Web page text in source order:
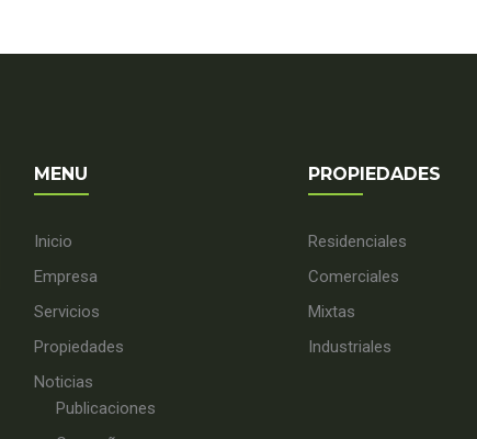
MENU
Inicio
Empresa
Servicios
Propiedades
Noticias
Publicaciones
PROPIEDADES
Residenciales
Comerciales
Mixtas
Industriales